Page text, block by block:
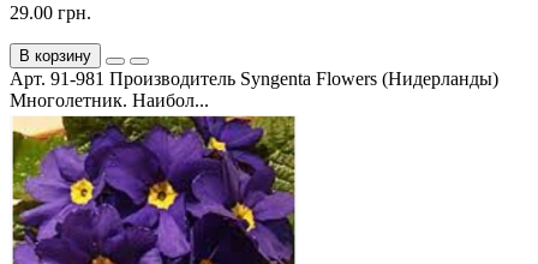
29.00 грн.
В корзину
Арт. 91-981 Производитель Syngenta Flowers (Нидерланды)
Многолетник. Наибол...